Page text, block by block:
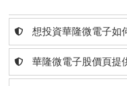
想投資華隆微電子如
華隆微電子股價頁提